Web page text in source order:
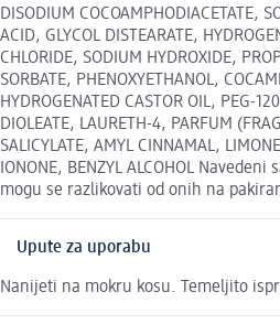
DISODIUM COCOAMPHODIACETATE,
ACID, GLYCOL DISTEARATE,
CHLORIDE, SODIUM HYDROXIDE,
SORBATE, PHENOXYETHANOL,
HYDROGENATED CASTOR OIL, PEG-
DIOLEATE, LAURETH-4, PARFUM
SALICYLATE, AMYL CINNAMAL,
IONONE, BENZYL ALCOHOL
mogu se razlikovati od onih na
Upute za uporabu
Nanijeti na mokru kosu. Temeljito